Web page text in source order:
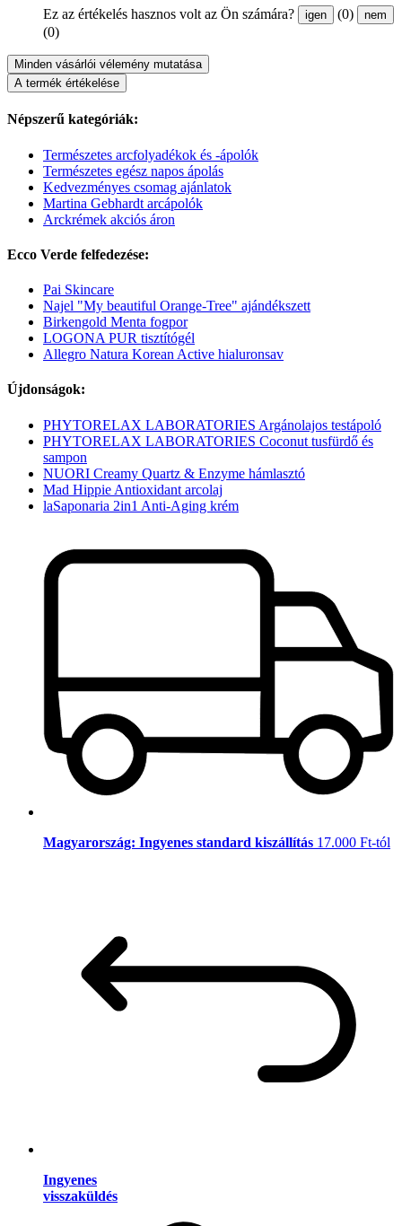
Ez az értékelés hasznos volt az Ön számára? igen (0) nem
(0)
Minden vásárlói vélemény mutatása
A termék értékelése
Népszerű kategóriák:
Természetes arcfolyadékok és -ápolók
Természetes egész napos ápolás
Kedvezményes csomag ajánlatok
Martina Gebhardt arcápolók
Arckrémek akciós áron
Ecco Verde felfedezése:
Pai Skincare
Najel "My beautiful Orange-Tree" ajándékszett
Birkengold Menta fogpor
LOGONA PUR tisztítógél
Allegro Natura Korean Active hialuronsav
Újdonságok:
PHYTORELAX LABORATORIES Argánolajos testápoló
PHYTORELAX LABORATORIES Coconut tusfürdő és
sampon
NUORI Creamy Quartz & Enzyme hámlasztó
Mad Hippie Antioxidant arcolaj
laSaponaria 2in1 Anti-Aging krém
Magyarország: Ingyenes standard kiszállítás 17.000 Ft-tól
Ingyenes
visszaküldés